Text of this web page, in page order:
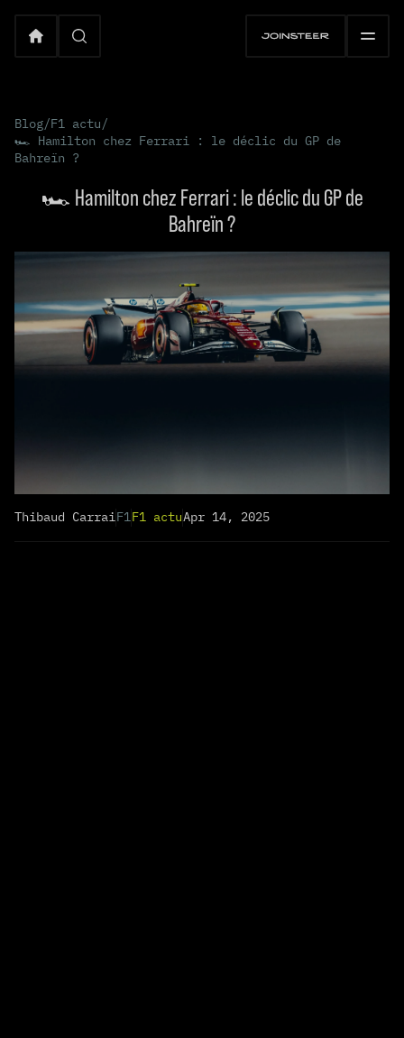
Blog/F1 actu/
🏎️ Hamilton chez Ferrari : le déclic du GP de
Bahreïn ?
🏎️ Hamilton chez Ferrari : le déclic du GP de
Bahreïn ?
Thibaud CarraiF1F1 actuApr 14, 2025